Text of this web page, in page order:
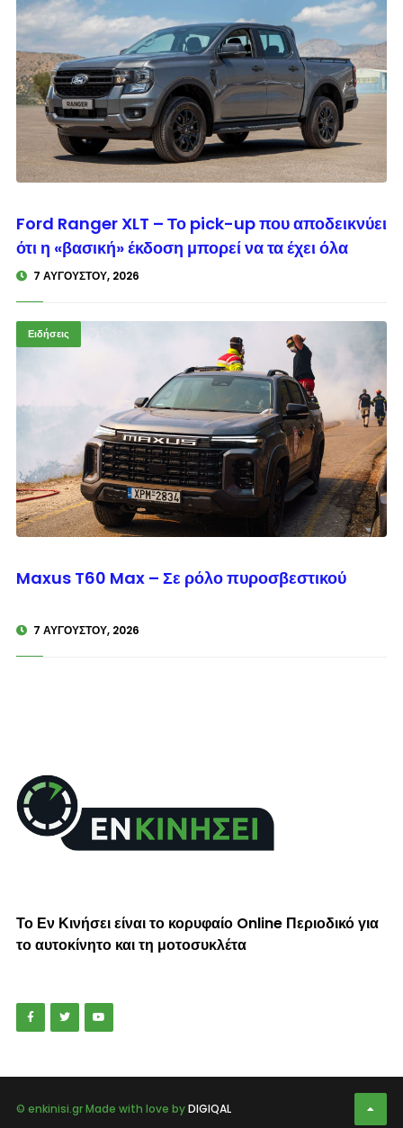
© enkinisi.gr
Ford Ranger XLT – Το pick-up που αποδεικνύει
ότι η «βασική» έκδοση μπορεί να τα έχει όλα
7 ΑΥΓΟΎΣΤΟΥ, 2026
Ειδήσεις
© enkinisi.gr
Maxus T60 Max – Σε ρόλο πυροσβεστικού
7 ΑΥΓΟΎΣΤΟΥ, 2026
Το Εν Κινήσει είναι το κορυφαίο Online Περιοδικό για
το αυτοκίνητο και τη μοτοσυκλέτα
© enkinisi.gr Made with love byDIGIQAL